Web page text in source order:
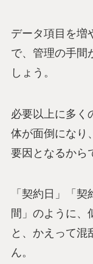
データ項目を増
で、管理の手間
しょう。
必要以上に多く
体が面倒になり
要因となるから
「契約日」「
間」のように、
と、かえって混
ん。